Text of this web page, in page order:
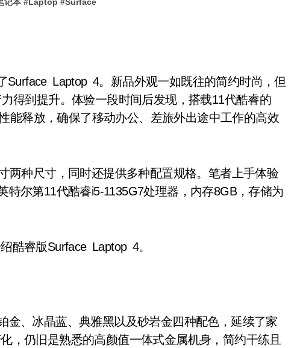
Laptop 4。新品外观一如既往的简约时尚，但
得到提升。体验一段时间后发现，搭载11代酷睿的
能释放，确保了移动办公、差旅外出途中工作的高效
种尺寸，同时还提供多种配置规格。笔者上手体验
尔第11代酷睿i5-1135G7处理器，内存8GB，存储为
睿版Surface Laptop 4。
、冰晶蓝、典雅黑以及砂岩金四种配色，延续了家
，仍旧是熟悉的高颜值一体式金属机身，简约干练且